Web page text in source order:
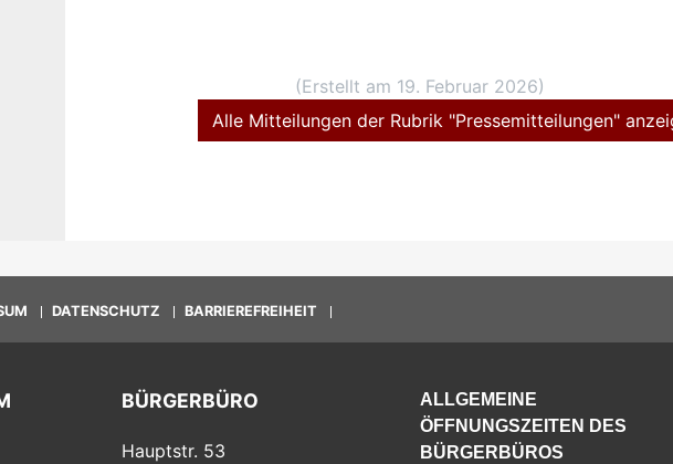
(Erstellt am 19. Februar 2026)
Alle Mitteilungen der Rubrik "Pressemitteilungen"
DATENSCHUTZ BARRIEREFREIHEIT
BÜRGERBÜRO
Hauptstr. 53
ALLGEMEINE
ÖFFNUNGSZEITEN DES
BÜRGERBÜROS